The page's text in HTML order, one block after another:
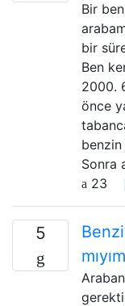
Bir
bir
Ben
2000.
önce
Sonra
23
5